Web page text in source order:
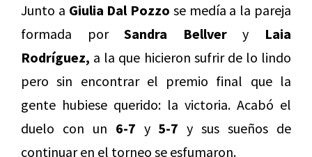
Junto a Giulia Dal Pozzo se medía a la pareja
formada porSandra Bellvery Laia
Rodríguez, a la que hicieron sufrir de lo lindo
pero sin encontrar el premio final que la
gente hubiese querido: la victoria. Acabó el
duelo con un 6-7 y 5-7 y sus sueños de
continuar en el torneo se esfumaron.